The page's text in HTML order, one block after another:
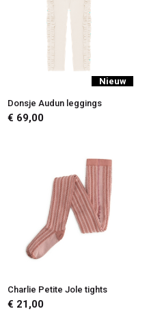
Nieuw
Donsje Audun leggings
€ 69,00
Charlie Petite Jole tights
€ 21,00